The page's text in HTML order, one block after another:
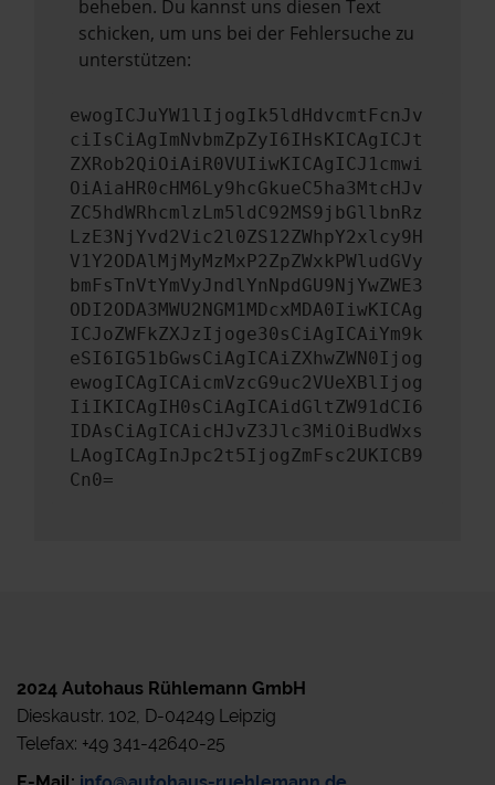
beheben. Du kannst uns diesen Text
schicken, um uns bei der Fehlersuche zu
unterstützen:
ewogICJuYW1lIjogIk5ldHdvcmtFcnJv
ciIsCiAgImNvbmZpZyI6IHsKICAgICJt
ZXRob2QiOiAiR0VUIiwKICAgICJ1cmwi
OiAiaHR0cHM6Ly9hcGkueC5ha3MtcHJv
ZC5hdWRhcmlzLm5ldC92MS9jbGllbnRz
LzE3NjYvd2Vic2l0ZS12ZWhpY2xlcy9H
V1Y2ODAlMjMyMzMxP2ZpZWxkPWludGVy
bmFsTnVtYmVyJndlYnNpdGU9NjYwZWE3
ODI2ODA3MWU2NGM1MDcxMDA0IiwKICAg
ICJoZWFkZXJzIjoge30sCiAgICAiYm9k
eSI6IG51bGwsCiAgICAiZXhwZWN0Ijog
ewogICAgICAicmVzcG9uc2VUeXBlIjog
IiIKICAgIH0sCiAgICAidGltZW91dCI6
IDAsCiAgICAicHJvZ3Jlc3MiOiBudWxs
LAogICAgInJpc2t5IjogZmFsc2UKICB9
Cn0=
2024 Autohaus Rühlemann GmbH
Dieskaustr. 102, D-04249 Leipzig
Telefax: +49 341-42640-25